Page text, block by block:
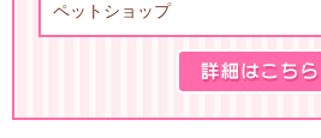
ペットショップ